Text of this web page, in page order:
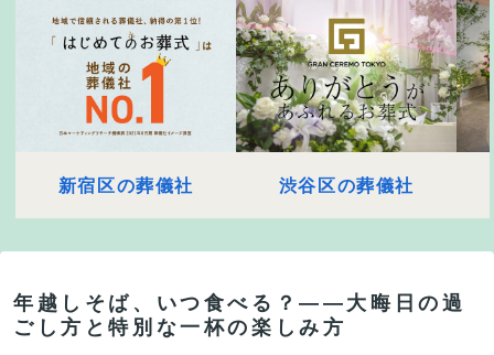
新宿区の葬儀社 渋谷区の葬儀社
年越しそば、いつ食べる？――大晦日の過
ごし方と特別な一杯の楽しみ方